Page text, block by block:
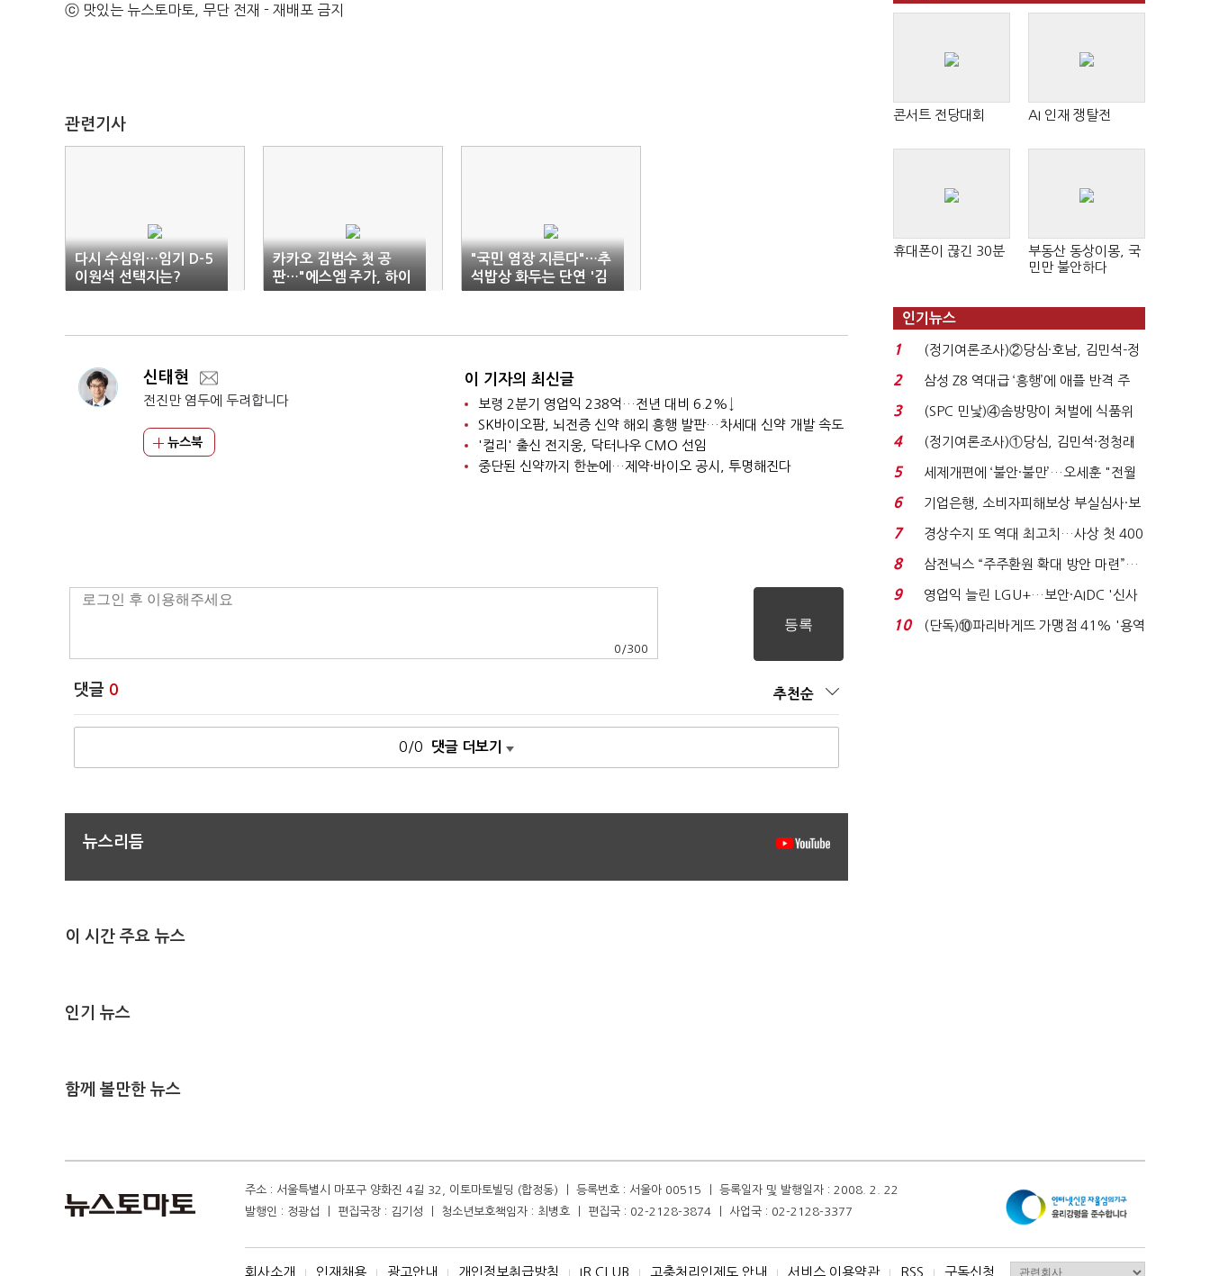
ⓒ 맛있는 뉴스토마토, 무단 전재 - 재배포 금지
관련기사
다시 수심위…임기 D-5
이원석 선택지는?
카카오 김범수 첫 공
판…"에스엠 주가, 하이
브 매수 선언 이후 올라"
"국민 염장 지른다"…추
석밥상 화두는 단연 '김
건희'
신태현
전진만 염두에 두려합니다
뉴스북
이 기자의 최신글
보령 2분기 영업익 238억…전년 대비 6.2%↓
SK바이오팜, 뇌전증 신약 해외 흥행 발판…차세대 신약 개발 속도
'컬리' 출신 전지웅, 닥터나우 CMO 선임
중단된 신약까지 한눈에…제약·바이오 공시, 투명해진다
0 /300
댓글 0 추천순
0/0 댓글 더보기
뉴스리듬
이 시간 주요 뉴스
인기 뉴스
함께 볼만한 뉴스
콘서트 전당대회 AI 인재 쟁탈전
휴대폰이 끊긴 30분
부동산 동상이몽, 국
민만 불안하다
인기뉴스
1
(정기여론조사)②당심·호남, 김민석-정
청래 '초접전'...
2
삼성 Z8 역대급 ‘흥행’에 애플 반격 주
목…9월 ‘폴...
3
(SPC 민낯)④솜방망이 처벌에 식품위
생법 위반 반복...
4
(정기여론조사)①당심, 김민석·정청래
'초접전'…대통령 ...
5
세제개편에 ‘불안·불만’…오세훈 "전월
세 구하기 더 ...
6
기업은행, 소비자피해보상 부실심사·보
이스피싱 공시 ...
7
경상수지 또 역대 최고치…사상 첫 400
억달러에 '3% 성...
8
삼전닉스 “주주환원 확대 방안 마련”…
로이터에 성명...
9
영업익 늘린 LGU+…보안·AIDC '신사
업 드라이브'...
10
(단독)⑩파리바게뜨 가맹점 41% '용역
주소 : 서울특별시 마포구 양화진 4길 32, 이토마토빌딩 (합정동) ㅣ 등록번호 : 서울아 00515 ㅣ 등록일자 및 발행일자 : 2008. 2. 22
발행인 : 정광섭 ㅣ 편집국장 : 김기성 ㅣ 청소년보호책임자 : 최병호 ㅣ 편집국 : 02-2128-3874 ㅣ 사업국 : 02-2128-3377
회사소개 I 인재채용 I 광고안내 I 개인정보취급방침 I IR CLUB I 고충처리인제도 안내 I 서비스 이용약관 I RSS I 구독신청